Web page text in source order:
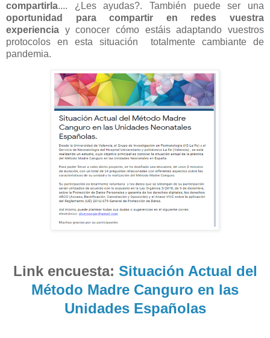
compartirla.... ¿Les ayudas?. También puede ser una
oportunidad para compartir en redes vuestra
experiencia y conocer cómo estáis adaptando vuestros
protocolos en esta situación totalmentecambiante de
pandemia.
Link encuesta: Situación Actual del
Método Madre Canguro en las
Unidades Españolas